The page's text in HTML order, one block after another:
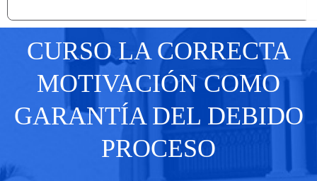
CURSO LA CORRECTA
MOTIVACIÓN COMO
GARANTÍA DEL DEBIDO
PROCESO